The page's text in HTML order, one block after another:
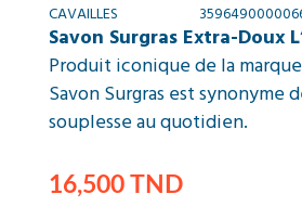
CAVAILLES
Savon Surgras Extra-Doux
Produit iconique de la
Savon Surgras est synonyme
souplesse au quotidien.
16,500 TND